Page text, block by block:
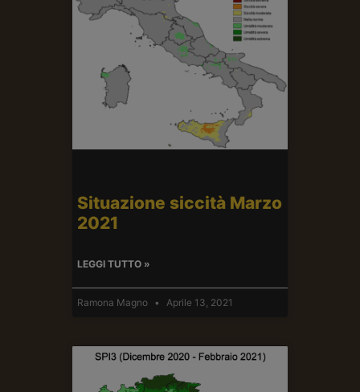
Situazione siccità Marzo
2021
LEGGI TUTTO »
Ramona Magno Aprile 13, 2021